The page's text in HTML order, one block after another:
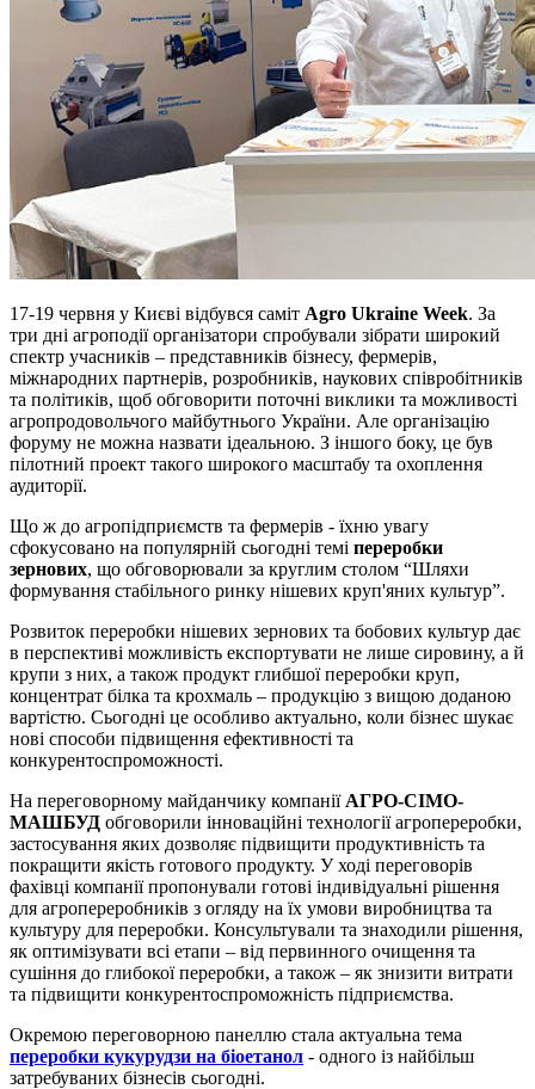
17-19 червня у Києві відбувся саміт Agro Ukraine Week. За
три дні агроподії організатори спробували зібрати широкий
спектр учасників – представників бізнесу, фермерів,
міжнародних партнерів, розробників, наукових співробітників
та політиків, щоб обговорити поточні виклики та можливості
агропродовольчого майбутнього України. Але організацію
форуму не можна назвати ідеальною. З іншого боку, це був
пілотний проект такого широкого масштабу та охоплення
аудиторії.
Що ж до агропідприємств та фермерів - їхню увагу
сфокусовано на популярній сьогодні темі переробки
зернових, що обговорювали за круглим столом “Шляхи
формування стабільного ринку нішевих круп'яних культур”.
Розвиток переробки нішевих зернових та бобових культур дає
в перспективі можливість експортувати не лише сировину, а й
крупи з них, а також продукт глибшої переробки круп,
концентрат білка та крохмаль – продукцію з вищою доданою
вартістю. Сьогодні це особливо актуально, коли бізнес шукає
нові способи підвищення ефективності та
конкурентоспроможності.
На переговорному майданчику компанії АГРО-СІМО-
МАШБУД обговорили інноваційні технології агропереробки,
застосування яких дозволяє підвищити продуктивність та
покращити якість готового продукту. У ході переговорів
фахівці компанії пропонували готові індивідуальні рішення
для агропереробників з огляду на їх умови виробництва та
культуру для переробки. Консультували та знаходили рішення,
як оптимізувати всі етапи – від первинного очищення та
сушіння до глибокої переробки, а також – як знизити витрати
та підвищити конкурентоспроможність підприємства.
Окремою переговорною панеллю стала актуальна тема
переробки кукурудзи на біоетанол - одного із найбільш
затребуваних бізнесів сьогодні.